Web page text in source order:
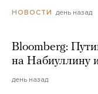
НОВОСТИ день назад
Bloomberg:
на Набиуллину
день назад